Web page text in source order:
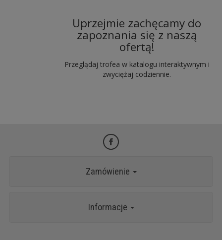
Uprzejmie zachęcamy do
zapoznania się z naszą
ofertą!
Przeglądaj trofea w katalogu interaktywnym i
zwyciężaj codziennie.
Zamówienie
Informacje